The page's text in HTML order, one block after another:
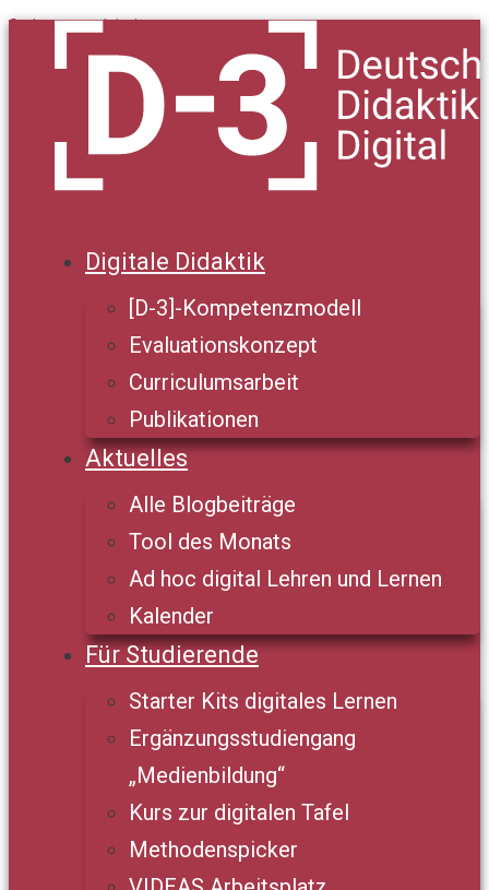
Springe zum Inhalt
Digitale Didaktik
[D-3]-Kompetenzmodell
Evaluationskonzept
Curriculumsarbeit
Publikationen
Aktuelles
Alle Blogbeiträge
Tool des Monats
Ad hoc digital Lehren und Lernen
Kalender
Für Studierende
Starter Kits digitales Lernen
Ergänzungsstudiengang
„Medienbildung“
Kurs zur digitalen Tafel
Methodenspicker